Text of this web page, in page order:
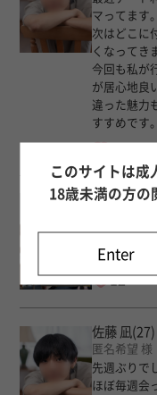
マってます。
次はどこに
くなってき
今回も私が
が居心地良
違った魅力
すすめです。
堂本 蘭(33)
一緒にいっ
時間だった
12
佐藤 凪 (27)
匿名希望
先週ぶりで
ほぼ毎週会
このサイトは成
18歳未満の方の
Enter